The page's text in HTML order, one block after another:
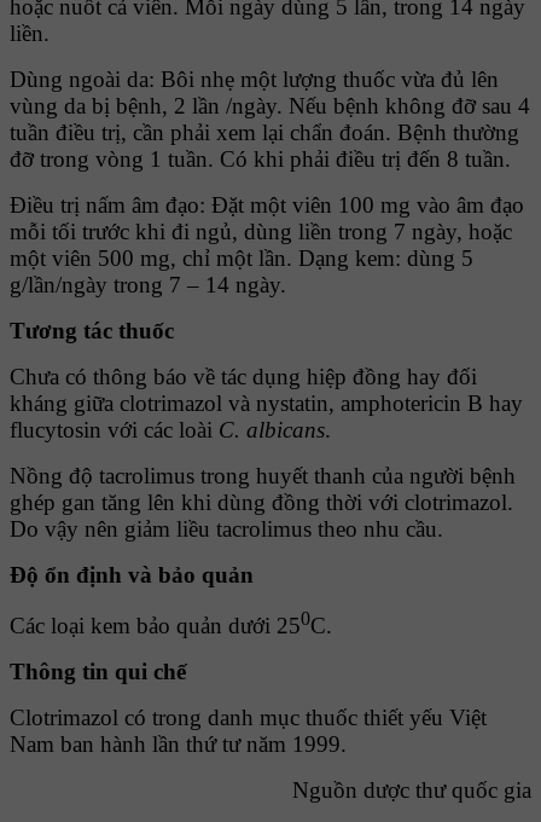
hoặc nuốt cả viên. Mỗi ngày dùng 5 lần, trong 14 ngày
liền.
Dùng ngoài da: Bôi nhẹ một lượng thuốc vừa đủ lên
vùng da bị bệnh, 2 lần /ngày. Nếu bệnh không đỡ sau 4
tuần điều trị, cần phải xem lại chẩn đoán. Bệnh thường
đỡ trong vòng 1 tuần. Có khi phải điều trị đến 8 tuần.
Ðiều trị nấm âm đạo: Ðặt một viên 100 mg vào âm đạo
mỗi tối trước khi đi ngủ, dùng liền trong 7 ngày, hoặc
một viên 500 mg, chỉ một lần. Dạng kem: dùng 5
g/lần/ngày trong 7 – 14 ngày.
Tương tác thuốc
Chưa có thông báo về tác dụng hiệp đồng hay đối
kháng giữa clotrimazol và nystatin, amphotericin B hay
flucytosin với các loài C. albicans.
Nồng độ tacrolimus trong huyết thanh của người bệnh
ghép gan tăng lên khi dùng đồng thời với clotrimazol.
Do vậy nên giảm liều tacrolimus theo nhu cầu.
Ðộ ổn định và bảo quản
Các loại kem bảo quản dưới 250C.
Thông tin qui chế
Clotrimazol có trong danh mục thuốc thiết yếu Việt
Nam ban hành lần thứ tư năm 1999.
Nguồn dược thư quốc gia